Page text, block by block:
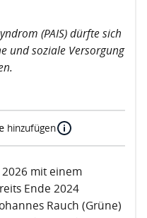
(PAIS) dürfte sich
und soziale Versorgung
hinzufügen
mit einem
Ende 2024
Rauch (Grüne)